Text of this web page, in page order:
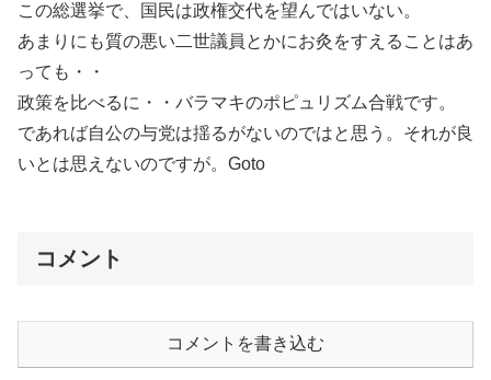
この総選挙で、国民は政権交代を望んではいない。
あまりにも質の悪い二世議員とかにお灸をすえることはあ
っても・・
政策を比べるに・・バラマキのポピュリズム合戦です。
であれば自公の与党は揺るがないのではと思う。それが良
いとは思えないのですが。Goto
コメント
コメントを書き込む